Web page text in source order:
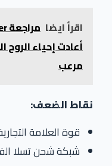
اقرأ ايضا
أعادت إحياء
مرعب
نقاط الضعف:
قوة العلامة